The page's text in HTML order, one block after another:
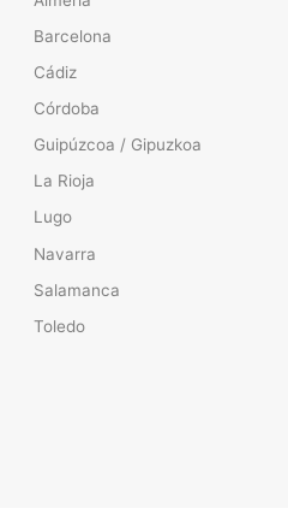
Barcelona
Cádiz
Córdoba
Guipúzcoa / Gipuzkoa
La Rioja
Lugo
Navarra
Salamanca
Toledo